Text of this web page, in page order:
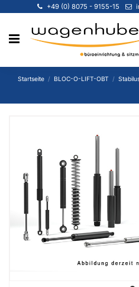
+49 (0) 8075 - 9155-15
Startseite BLOC-O-LIFT-OBT